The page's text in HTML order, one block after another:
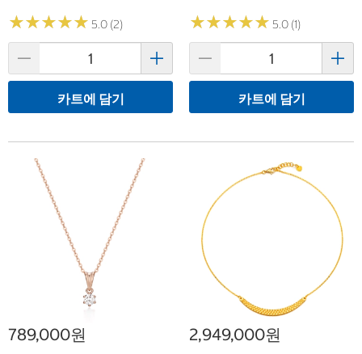
★★★★★
★★★★★ 5.0 (2)
카트에 담기
★★★★★
★★★★★ 5.0 (1)
카트에 담기
789,000원 2,949,000원